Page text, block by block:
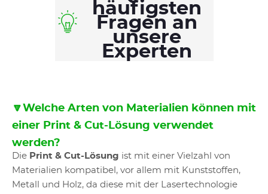
häufigsten
Fragen an
unsere
Experten
🔽Welche Arten von Materialien können mit
einer Print & Cut-Lösung verwendet
werden?
Die Print & Cut-Lösung ist mit einer Vielzahl von
Materialien kompatibel, vor allem mit Kunststoffen,
Metall und Holz, da diese mit der Lasertechnologie